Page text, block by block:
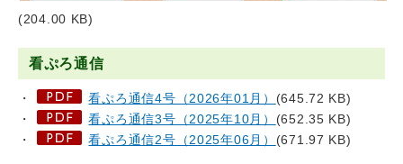
(204.00 KB)
看ぷろ通信
・ 看ぷろ通信4号（2026年01月） (645.72 KB)
・
看ぷろ通信3号（2025年10月） (652.35 KB)
・
看ぷろ通信2号（2025年06月） (671.97 KB)